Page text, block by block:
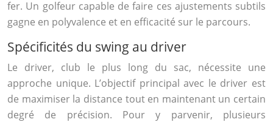
fer. Un golfeur capable de faire ces ajustements subtils
gagne en polyvalence et en efficacité sur le parcours.
Spécificités du swing au driver
Le driver, club le plus long du sac, nécessite une
approche unique. L’objectif principal avec le driver est
de maximiser la distance tout en maintenant un certain
degré de précision. Pour y parvenir, plusieurs